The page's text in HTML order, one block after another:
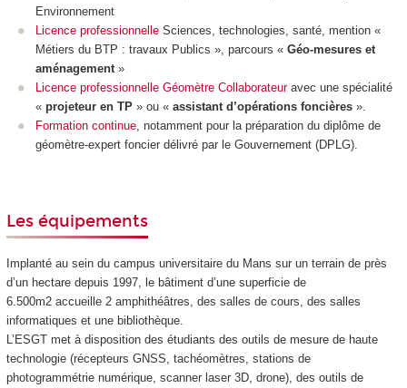
Environnement
Licence professionnelle Sciences, technologies, santé, mention «
Métiers du BTP : travaux Publics », parcours « Géo-mesures et
aménagement »
Licence professionnelle Géomètre Collaborateuravec une spécialité
« projeteur en TP » ou « assistant d’opérations foncières ».
Formation continue , notamment pour la préparation du diplôme de
géomètre-expert foncier délivré par le Gouvernement (DPLG).
Les équipements
Implanté au sein du campus universitaire du Mans sur un terrain de près
d’un hectare depuis 1997, le bâtiment d’une superficie de
6.500m2accueille 2 amphithéâtres, des salles de cours, des salles
informatiques et une bibliothèque.
L’ESGT met à disposition des étudiants des outils de mesure de haute
technologie (récepteurs GNSS, tachéomètres, stations de
photogrammétrie numérique, scanner laser 3D, drone), des outils de